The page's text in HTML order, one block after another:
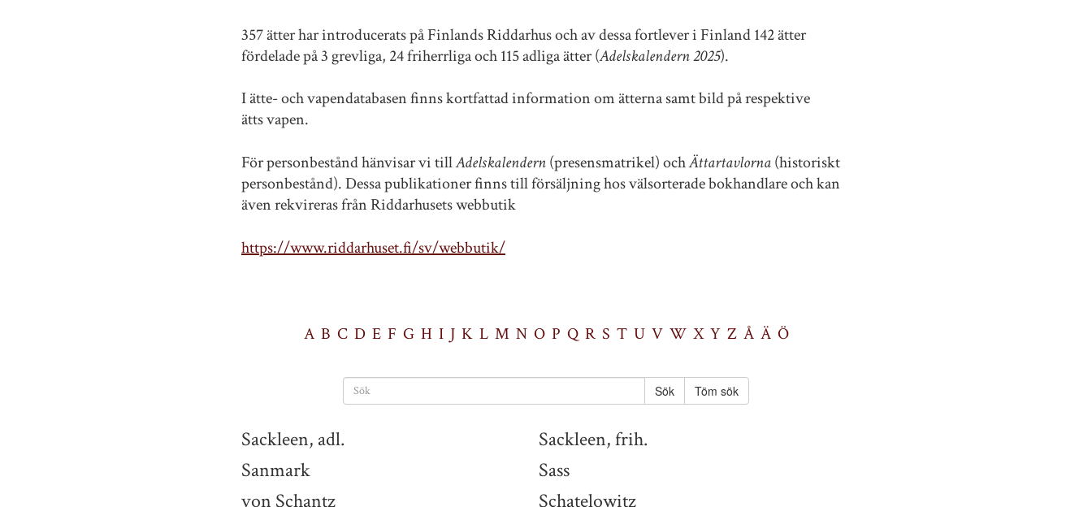
357 ätter har introducerats på Finlands Riddarhus och av dessa fortlever i Finland 142 ätter
fördelade på 3 grevliga, 24 friherrliga och 115 adliga ätter (Adelskalendern 2025).
I ätte- och vapendatabasen finns kortfattad information om ätterna samt bild på respektive
ätts vapen.
För personbestånd hänvisar vi tillAdelskalendern(presensmatrikel) ochÄttartavlorna(historiskt
personbestånd). Dessa publikationer finns till försäljning hos välsorterade bokhandlare och kan
även rekvireras från Riddarhusets webbutik
https://www.riddarhuset.fi/sv/webbutik/
A B C D E F G H I J K L M N O P Q R S T U V W X Y Z Å Ä Ö
Töm sök
Sackleen, adl.
Sackleen, frih.
Sanmark
Sass
von Schantz
Schatelowitz